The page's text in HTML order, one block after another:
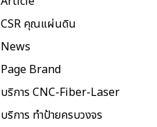
CSR คุณแผ่นดิน
News
Page Brand
บริการ CNC-Fiber-Laser
บริการ ทำป้ายครบวงจร